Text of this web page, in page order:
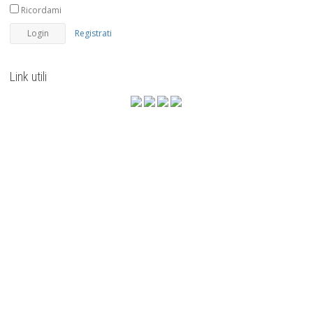
Ricordami
Registrati
Link utili